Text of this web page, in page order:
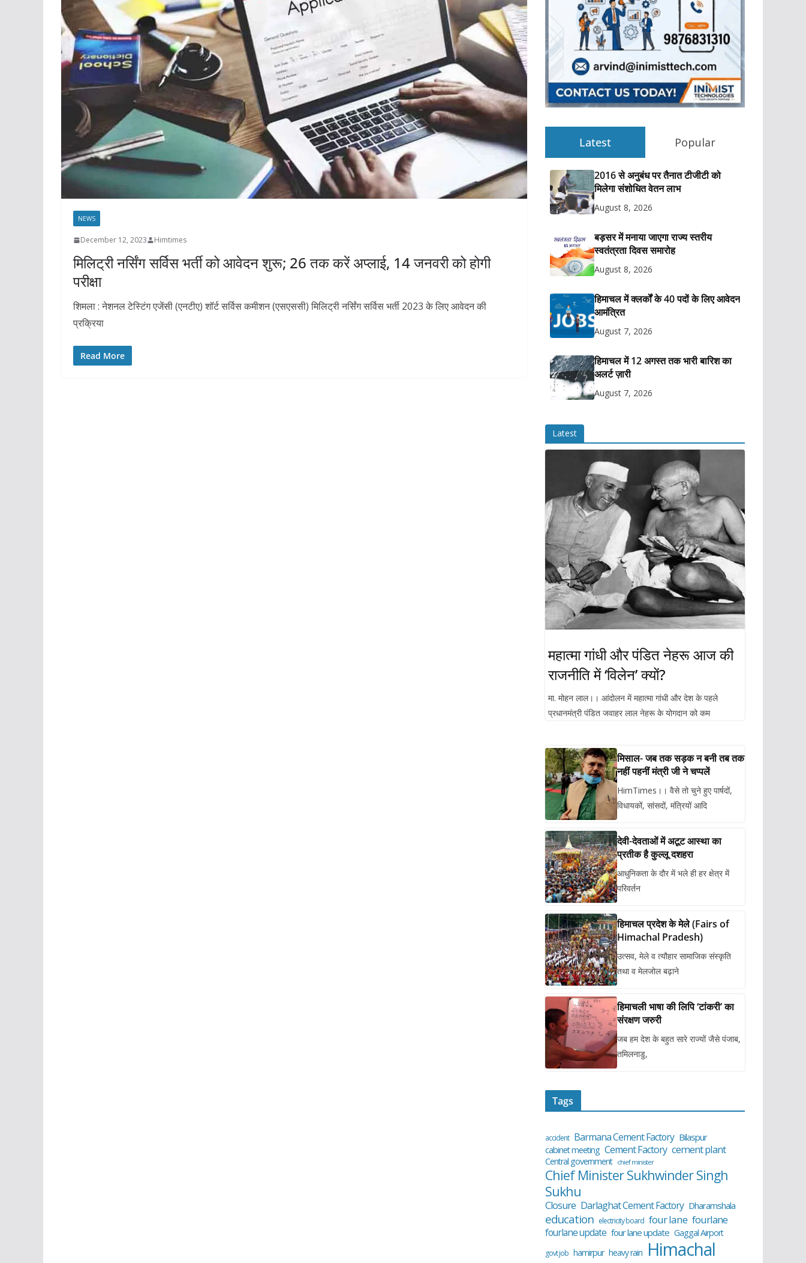
NEWS
December 12, 2023 Himtimes
मिलिट्री नर्सिंग सर्विस भर्ती को आवेदन शुरू; 26 तक करें अप्लाई, 14 जनवरी को होगी
परीक्षा
शिमला : नेशनल टेस्टिंग एजेंसी (एनटीए) शॉर्ट सर्विस कमीशन (एसएससी) मिलिट्री नर्सिंग सर्विस भर्ती 2023 के लिए आवेदन की
प्रक्रिया
Read More
Latest Popular
2016 से अनुबंध पर तैनात टीजीटी को
मिलेगा संशोधित वेतन लाभ
August 8, 2026
बड़सर में मनाया जाएगा राज्य स्तरीय
स्वतंत्रता दिवस समारोह
August 8, 2026
हिमाचल में क्लर्कों के 40 पदों के लिए आवेदन
आमंत्रित
August 7, 2026
हिमाचल में 12 अगस्त तक भारी बारिश का
अलर्ट ज़ारी
August 7, 2026
Latest
महात्मा गांधी और पंडित नेहरू आज की
राजनीति में ‘विलेन’ क्यों?
मा. मोहन लाल।। आंदोलन में महात्मा गांधी और देश के पहले
प्रधानमंत्री पंडित जवाहर लाल नेहरू के योगदान को कम
मिसाल- जब तक सड़क न बनी तब तक
नहीं पहनीं मंत्री जी ने चप्पलें
HimTimes।। वैसे तो चुने हुए पार्षदों,
विधायकों, सांसदों, मंत्रियों आदि
देवी-देवताओं में अटूट आस्था का
प्रतीक है कुल्लू दशहरा
आधुनिकता के दौर में भले ही हर क्षेत्र में
परिवर्तन
हिमाचल प्रदेश के मेले (Fairs of
Himachal Pradesh)
उत्सव, मेले व त्यौहार सामाजिक संस्कृति
तथा व मेलजोल बढ़ाने
हिमाचली भाषा की लिपि ‘टांकरी’ का
संरक्षण जरुरी
जब हम देश के बहुत सारे राज्यों जैसे पंजाब,
तमिलनाडु,
Tags
accident Barmana Cement Factory Bilaspur
cabinet meeting Cement Factory cement plant
Central government chief minister
Chief Minister Sukhwinder Singh
Sukhu
Closure Darlaghat Cement Factory Dharamshala
education electricity board four lane fourlane
fourlane update four lane update Gaggal Airport
govt job hamirpur heavy rain Himachal